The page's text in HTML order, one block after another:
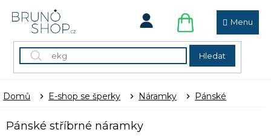
Hledat
NÁKUPNÍ
KOŠÍK
Domů E-shop se šperky Náramky Pánské
Pánské stříbrné náramky